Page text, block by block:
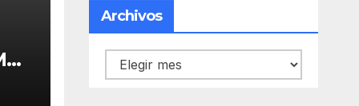
Archivos
Archivos